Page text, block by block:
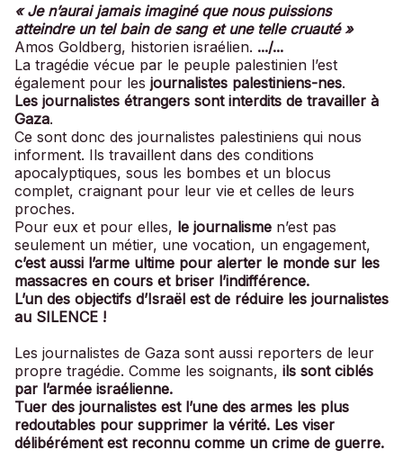
« Je n’aurai jamais imaginé que nous puissions
atteindre un tel bain de sang et une telle cruauté »
Amos Goldberg, historien israélien. .../...
La tragédie vécue par le peuple palestinien l’est
également pour les journalistes palestiniens-nes.
Les journalistes étrangers sont interdits de travailler à
Gaza.
Ce sont donc des journalistes palestiniens qui nous
informent. Ils travaillent dans des conditions
apocalyptiques, sous les bombes et un blocus
complet, craignant pour leur vie et celles de leurs
proches.
Pour eux et pour elles, le journalisme n’est pas
seulement un métier, une vocation, un engagement,
c’est aussi l’arme ultime pour alerter le monde sur les
massacres en cours et briser l’indifférence.
L’un des objectifs d’Israël est de réduire les journalistes
au SILENCE !
Les journalistes de Gaza sont aussi reporters de leur
propre tragédie. Comme les soignants, ils sont ciblés
par l’armée israélienne.
Tuer des journalistes est l’une des armes les plus
redoutables pour supprimer la vérité. Les viser
délibérément est reconnu comme un crime de guerre.